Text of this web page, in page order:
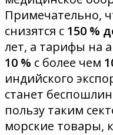
Примечательно,
снизятся с 150 %
лет, а тарифы на
10 % с более чем
индийского
станет
пользу таким
морские товары,